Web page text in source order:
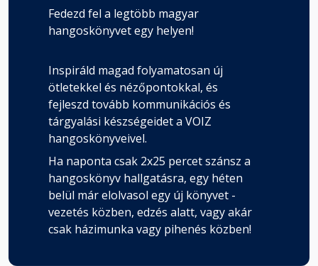
Fedezd fel a legtöbb magyar
hangoskönyvet egy helyen!
Inspiráld magad folyamatosan új
ötletekkel és nézőpontokkal, és
fejleszd tovább kommunikációs és
tárgyalási készségeidet a VOIZ
hangoskönyveivel.
Ha naponta csak 2x25 percet szánsz a
hangoskönyv hallgatásra, egy héten
belül már elolvasol egy új könyvet -
vezetés közben, edzés alatt, vagy akár
csak házimunka vagy pihenés közben!